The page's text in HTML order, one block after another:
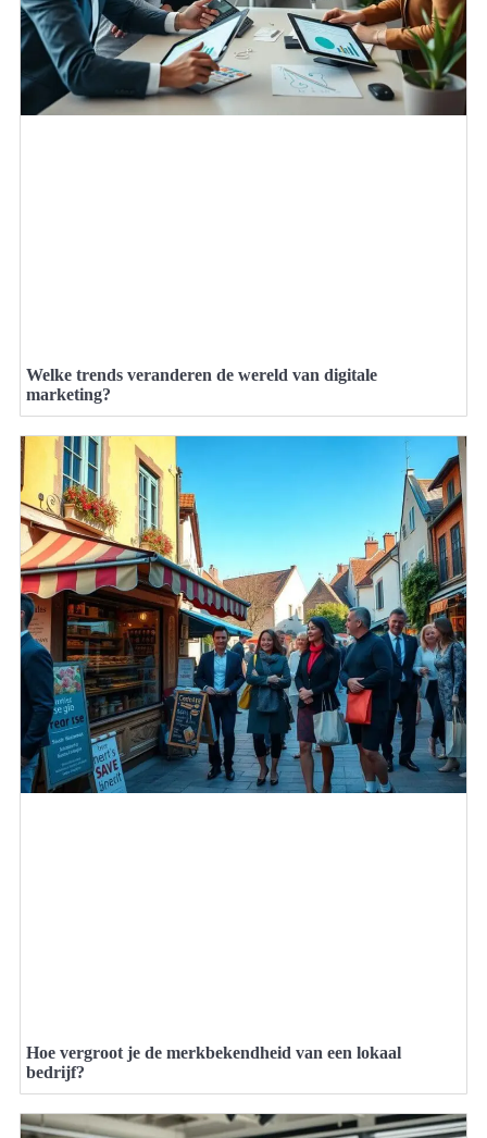
Welke trends veranderen de wereld van digitale
marketing?
Hoe vergroot je de merkbekendheid van een lokaal
bedrijf?